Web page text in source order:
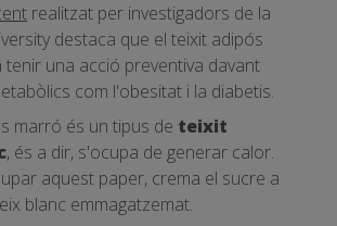
realitzat per investigadors de la
destaca que el teixit adipós
una acció preventiva davant
com l'obesitat i la diabetis.
marró és un tipus de teixit
, és a dir, s'ocupa de generar calor.
aquest paper, crema el sucre a
blanc emmagatzemat.